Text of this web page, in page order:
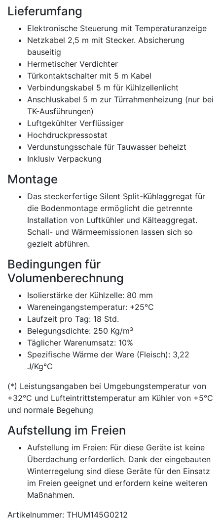
Lieferumfang
Elektronische Steuerung mit Temperaturanzeige
Netzkabel 2,5 m mit Stecker. Absicherung
bauseitig
Hermetischer Verdichter
Türkontaktschalter mit 5 m Kabel
Verbindungskabel 5 m für Kühlzellenlicht
Anschluskabel 5 m zur Türrahmenheizung (nur bei
TK-Ausführungen)
Luftgekühlter Verflüssiger
Hochdruckpressostat
Verdunstungsschale für Tauwasser beheizt
Inklusiv Verpackung
Montage
Das steckerfertige Silent Split-Kühlaggregat für
die Bodenmontage ermöglicht die getrennte
Installation von Luftkühler und Kälteaggregat.
Schall- und Wärmeemissionen lassen sich so
gezielt abführen.
Bedingungen für
Volumenberechnung
Isolierstärke der Kühlzelle: 80 mm
Wareneingangstemperatur: +25°C
Laufzeit pro Tag: 18 Std.
Belegungsdichte: 250 Kg/m³
Täglicher Warenumsatz: 10%
Spezifische Wärme der Ware (Fleisch): 3,22
J/Kg°C
(*) Leistungsangaben bei Umgebungstemperatur von
+32°C und Lufteintrittstemperatur am Kühler von +5°C
und normale Begehung
Aufstellung im Freien
Aufstellung im Freien: Für diese Geräte ist keine
Überdachung erforderlich. Dank der eingebauten
Winterregelung sind diese Geräte für den Einsatz
im Freien geeignet und erfordern keine weiteren
Maßnahmen.
Artikelnummer: THUM145G0212